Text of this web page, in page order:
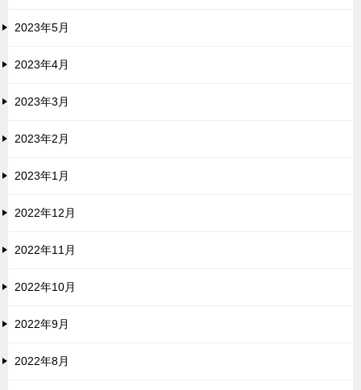
2023年5月
2023年4月
2023年3月
2023年2月
2023年1月
2022年12月
2022年11月
2022年10月
2022年9月
2022年8月